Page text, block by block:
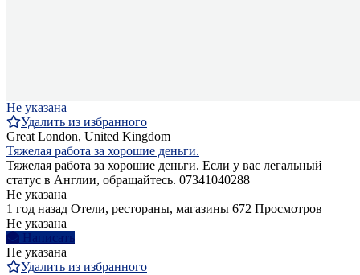
Не указана
Удалить из избранного
Great London, United Kingdom
Тяжелая работа за хорошие деньги.
Тяжелая работа за хорошие деньги. Если у вас легальный
статус в Англии, обращайтесь. 07341040288
Не указана
1 год назад Отели, рестораны, магазины 672 Просмотров
Не указана
Написать
Не указана
Удалить из избранного